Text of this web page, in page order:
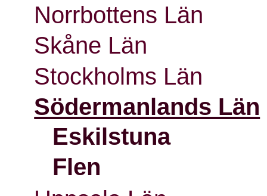
Norrbottens Län
Skåne Län
Stockholms Län
Södermanlands Län
Eskilstuna
Flen